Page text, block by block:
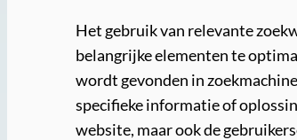
Het gebruik van relevante
belangrijke elementen te
wordt gevonden in
specifieke informatie of
website, maar ook de